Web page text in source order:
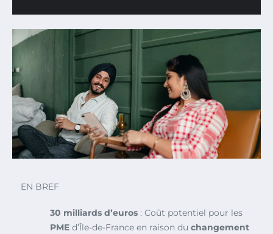
EN BREF
30 milliards d’euros : Coût potentiel pour les
PME d’Île-de-France en raison du changement